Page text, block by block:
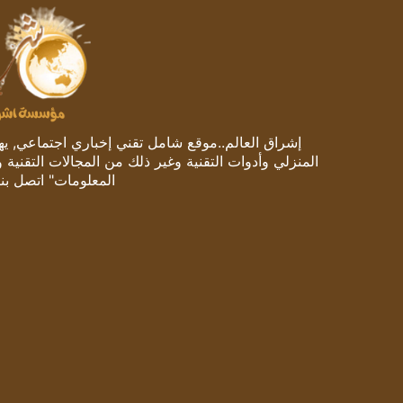
إشراق العالم..موقع شامل تقني إخباري اجتماعي,
المنزلي وأدوات التقنية وغير ذلك من المجالات
المعلومات" اتصل